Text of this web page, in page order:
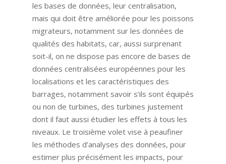
les bases de données, leur centralisation,
mais qui doit être améliorée pour les poissons
migrateurs, notamment sur les données de
qualités des habitats, car, aussi surprenant
soit-il, on ne dispose pas encore de bases de
données centralisées européennes pour les
localisations et les caractéristiques des
barrages, notamment savoir s’ils sont équipés
ou non de turbines, des turbines justement
dont il faut aussi étudier les effets à tous les
niveaux. Le troisième volet vise à peaufiner
les méthodes d’analyses des données, pour
estimer plus précisément les impacts, pour